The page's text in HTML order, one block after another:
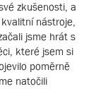
zkušenosti, a
nástroje,
jsme hrát s
které jsem si
poměrně
natočili